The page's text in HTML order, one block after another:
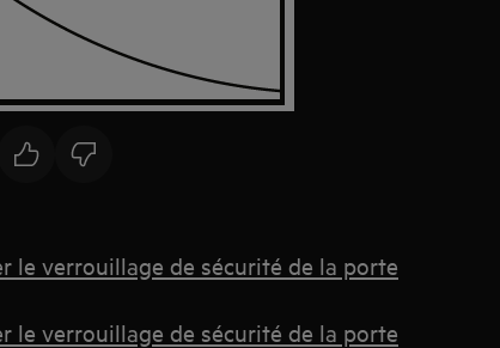
le verrouillage de sécurité de la porte
le verrouillage de sécurité de la porte